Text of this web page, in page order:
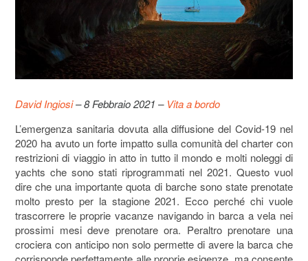
David Ingiosi– 8 Febbraio 2021 – Vita a bordo
L’emergenza sanitaria dovuta alla diffusione del Covid-19 nel
2020 ha avuto un forte impatto sulla comunità del charter con
restrizioni di viaggio in atto in tutto il mondo e molti noleggi di
yachts che sono stati riprogrammati nel 2021. Questo vuol
dire che una importante quota di barche sono state prenotate
molto presto per la stagione 2021. Ecco perché chi vuole
trascorrere le proprie vacanze navigando in barca a vela nei
prossimi mesi deve prenotare ora. Peraltro prenotare una
crociera con anticipo non solo permette di avere la barca che